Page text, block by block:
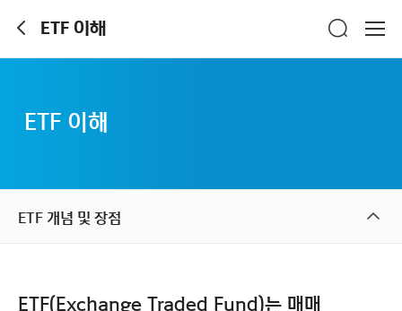
ETF 이해
ETF 이해
ETF 개념 및 장점
ETF(Exchange Traded Fund)는 매매